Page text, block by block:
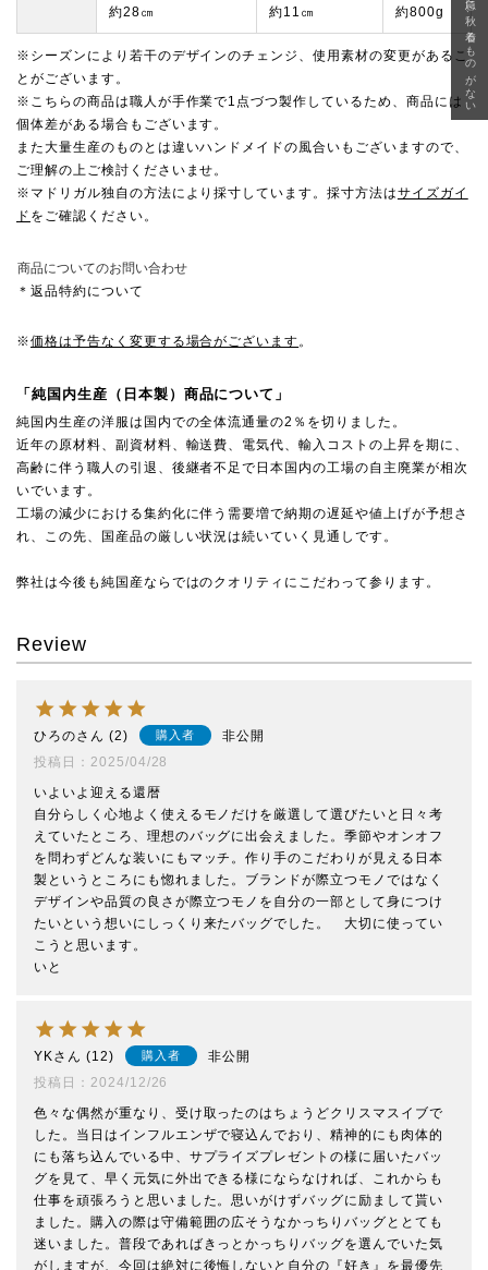
約28㎝ 約11㎝ 約800g
※シーズンにより若干のデザインのチェンジ、使用素材の変更があるこ
とがございます。
※こちらの商品は職人が手作業で1点づつ製作しているため、商品には
個体差がある場合もございます。
また大量生産のものとは違いハンドメイドの風合いもございますので、
ご理解の上ご検討くださいませ。
※マドリガル独自の方法により採寸しています。採寸方法はサイズガイ
ド をご確認ください。
商品についてのお問い合わせ
＊返品特約について
※価格は予告なく変更する場合がございます。
「純国内生産（日本製）商品について」
純国内生産の洋服は国内での全体流通量の2％を切りました。
近年の原材料、副資材料、輸送費、電気代、輸入コストの上昇を期に、
高齢に伴う職人の引退、後継者不足で日本国内の工場の自主廃業が相次
いでいます。
工場の減少における集約化に伴う需要増で納期の遅延や値上げが予想さ
れ、この先、国産品の厳しい状況は続いていく見通しです。
弊社は今後も純国産ならではのクオリティにこだわって参ります。
Review
ひろの 2 購入者
非公開
投稿日
2025/04/28
いよいよ迎える還暦
自分らしく心地よく使えるモノだけを厳選して選びたいと日々考
えていたところ、理想のバッグに出会えました。季節やオンオフ
を問わずどんな装いにもマッチ。作り手のこだわりが見える日本
製というところにも惚れました。ブランドが際立つモノではなく
デザインや品質の良さが際立つモノを自分の一部として身につけ
たいという想いにしっくり来たバッグでした。　大切に使ってい
こうと思います。
いと
YK 12 購入者
非公開
投稿日
2024/12/26
色々な偶然が重なり、受け取ったのはちょうどクリスマスイブで
した。当日はインフルエンザで寝込んでおり、精神的にも肉体的
にも落ち込んでいる中、サプライズプレゼントの様に届いたバッ
グを見て、早く元気に外出できる様にならなければ、これからも
仕事を頑張ろうと思いました。思いがけずバッグに励まして貰い
ました。購入の際は守備範囲の広そうなかっちりバッグととても
迷いました。普段であればきっとかっちりバッグを選んでいた気
がしますが、今回は絶対に後悔しないと自分の『好き』を最優先
急に秋、着るものがない